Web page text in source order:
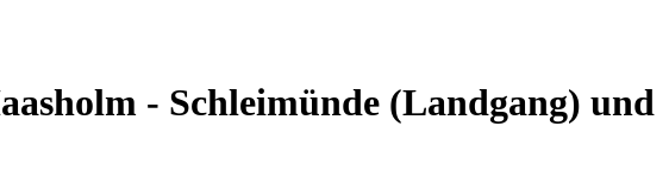
- Schleimünde (Landgang) und